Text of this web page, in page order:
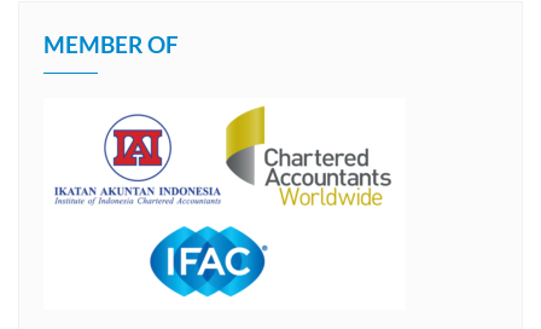
MEMBER OF